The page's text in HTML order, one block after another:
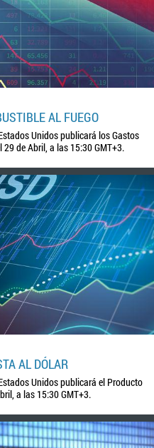
AL FUEGO
Unidos publicará los Gastos
29 de Abril, a las 15:30 GMT+3.
AL DÓLAR
Unidos publicará el Producto
a las 15:30 GMT+3.